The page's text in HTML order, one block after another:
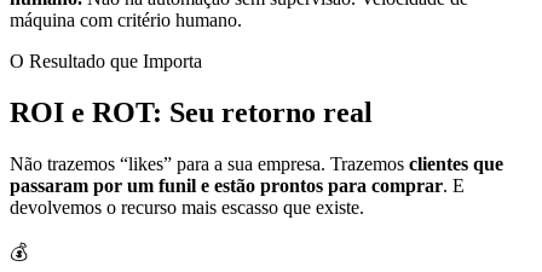
máquina com critério humano.
O Resultado que Importa
ROI e ROT: Seu retorno real
Não trazemos “likes” para a sua empresa. Trazemos clientes que
passaram por um funil e estão prontos para comprar. E
devolvemos o recurso mais escasso que existe.
💰